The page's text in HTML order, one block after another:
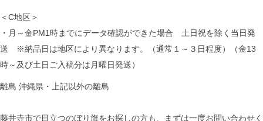
＜C地区＞
・月～金PM1時までにデータ確認ができた場合 土日祝を除く当日発
送 ※納品日は地区により異なります。（通常１～３日程度）（金13
時～及び土日ご入稿分は月曜日発送）
離島 沖縄県・上記以外の離島
藤井寺市で目立つのぼり旗をお探しの方も、まずは一度お問い合わせく